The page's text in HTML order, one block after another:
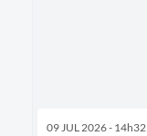
09 JUL 2026 - 14h32